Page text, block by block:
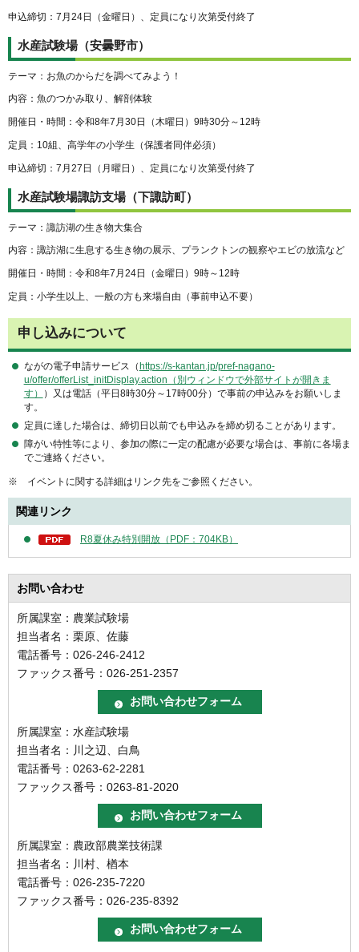
申込締切：7月24日（金曜日）、定員になり次第受付終了
水産試験場（安曇野市）
テーマ：お魚のからだを調べてみよう！
内容：魚のつかみ取り、解剖体験
開催日・時間：令和8年7月30日（木曜日）9時30分～12時
定員：10組、高学年の小学生（保護者同伴必須）
申込締切：7月27日（月曜日）、定員になり次第受付終了
水産試験場諏訪支場（下諏訪町）
テーマ：諏訪湖の生き物大集合
内容：諏訪湖に生息する生き物の展示、プランクトンの観察やエビの放流など
開催日・時間：令和8年7月24日（金曜日）9時～12時
定員：小学生以上、一般の方も来場自由（事前申込不要）
申し込みについて
ながの電子申請サービス（https://s-kantan.jp/pref-nagano-
u/offer/offerList_initDisplay.action（別ウィンドウで外部サイトが開きま
す）
）又は電話（平日8時30分～17時00分）で事前の申込みをお願いしま
す。
定員に達した場合は、締切日以前でも申込みを締め切ることがあります。
障がい特性等により、参加の際に一定の配慮が必要な場合は、事前に各場ま
でご連絡ください。
※ イベントに関する詳細はリンク先をご参照ください。
関連リンク
R8夏休み特別開放（PDF：704KB）
お問い合わせ
所属課室：農業試験場
担当者名：栗原、佐藤
電話番号：026-246-2412
ファックス番号：026-251-2357
所属課室：水産試験場
担当者名：川之辺、白鳥
電話番号：0263-62-2281
ファックス番号：0263-81-2020
所属課室：農政部農業技術課
担当者名：川村、楢本
電話番号：026-235-7220
ファックス番号：026-235-8392